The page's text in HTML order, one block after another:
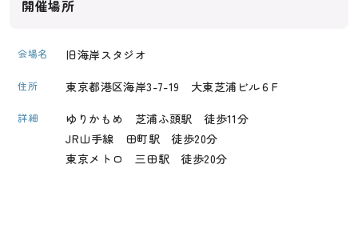
開催場所
会場名 旧海岸スタジオ
住所 東京都港区海岸3-7-19 大東芝浦ビル６F
詳細
ゆりかもめ 芝浦ふ頭駅 徒歩11分
JR山手線 田町駅 徒歩20分
東京メトロ 三田駅 徒歩20分